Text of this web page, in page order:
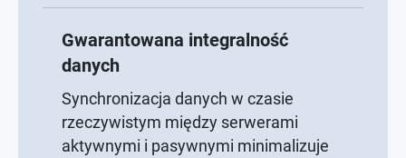
Gwarantowana integralność
danych
Synchronizacja danych w czasie
rzeczywistym między serwerami
aktywnymi i pasywnymi minimalizuje